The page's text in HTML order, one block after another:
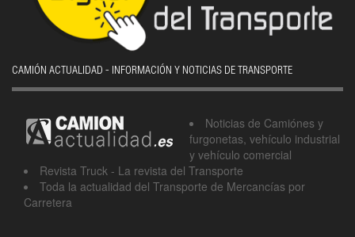
CAMIÓN ACTUALIDAD - INFORMACIÓN Y NOTICIAS DE TRANSPORTE
Noticias de Camiónes y
furgonetas, vehículo industrial
y vehículo comercial
Revista Truck - La revista del Transporte
Toda la actualidad del Transporte de Mercancías por
Carretera